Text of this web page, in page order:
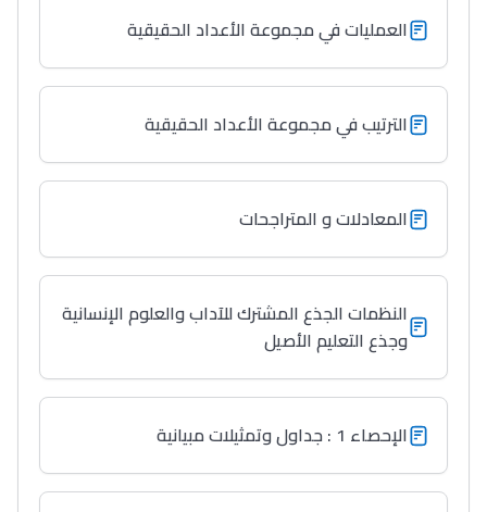
العمليات في مجموعة الأعداد الحقيقية
الترتيب في مجموعة الأعداد الحقيقية
المعادلات و المتراجحات
النظمات الجذع المشترك للآداب والعلوم الإنسانية
وجذع التعليم الأصيل
الإحصاء 1 : جداول وتمثيلات مبيانية